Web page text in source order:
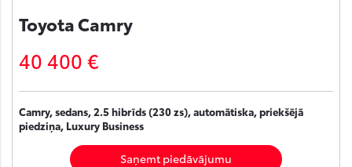
Toyota Camry
40 400 €
Camry, sedans, 2.5 hibrīds (230 zs), automātiska, priekšējā
piedziņa, Luxury Business
Saņemt piedāvājumu